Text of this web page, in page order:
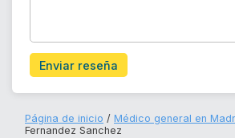
Enviar reseña
Página de inicio Médico general en
Fernandez Sanchez